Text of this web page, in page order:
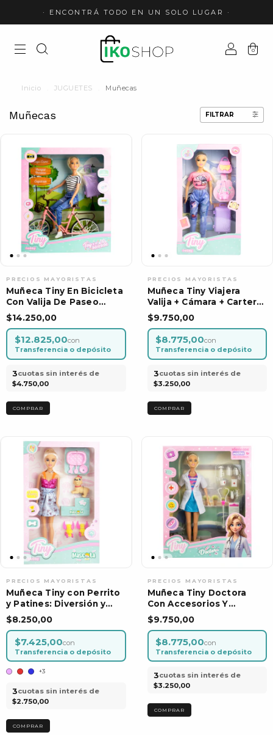
· ENCONTRÁ TODO EN UN SOLO LUGAR ·
0
Inicio JUGUETES Muñecas
Muñecas FILTRAR
Muñeca Tiny En Bicicleta
Con Valija De Paseo
Viajera
$14.250,00
$12.825,00con
Transferencia o depósito
3cuotas sin interés de
$4.750,00
COMPRAR
Muñeca Tiny Viajera
Valija + Cámara + Cartera
Juguete
$9.750,00
$8.775,00con
Transferencia o depósito
3cuotas sin interés de
$3.250,00
COMPRAR
Muñeca Tiny con Perrito
y Patines: Diversión y
Aventura en Miniatura
$8.250,00
$7.425,00con
Transferencia o depósito
+3
3cuotas sin interés de
$2.750,00
COMPRAR
Muñeca Tiny Doctora
Con Accesorios Y
Uniforme Juguete
$9.750,00
$8.775,00con
Transferencia o depósito
3cuotas sin interés de
$3.250,00
COMPRAR